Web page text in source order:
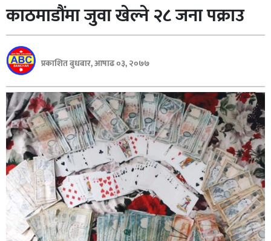
कुटनीती
अर्थ
रसरङ्ग
यौन/
स्वास्थ्य
भिडियो
बिशेष
भिडियो
पत्रपत्रिका
खेलकुद
काठमाडौंमा जुवा खेल्ने २८ जना पक्राउ
प्रकाशित बुधबार, आषाढ ०३, २०७७